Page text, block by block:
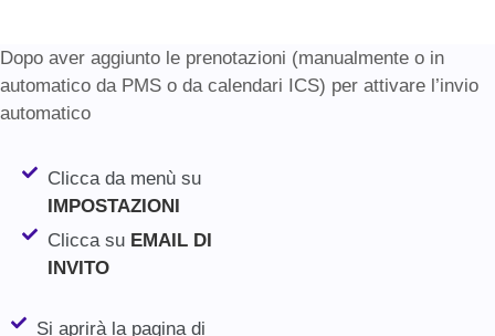
Dopo aver aggiunto le prenotazioni (manualmente o in
automatico da PMS o da calendari ICS) per attivare l’invio
automatico
Clicca da menù su
IMPOSTAZIONI
Clicca su EMAIL DI
INVITO
Si aprirà la pagina di